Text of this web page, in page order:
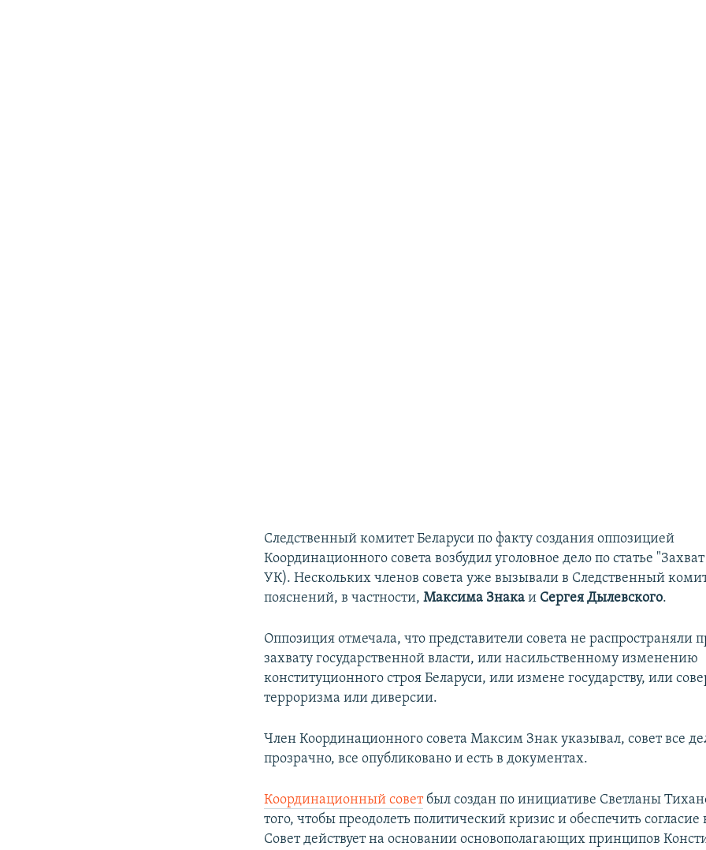
Следственный комитет Беларуси по факту создания оппозицией
Координационного совета возбудил уголовное дело по статье
УК). Нескольких членов совета уже вызывали в Следственный
пояснений, в частности,Максима Знака и Сергея Дылевского.
Оппозиция отмечала, что представители совета не распространяли
захвату государственной власти, или насильственному изменению
конституционного строя Беларуси, или измене государству, или
терроризма или диверсии.
Член Координационного совета Максим Знак указывал, совет все
прозрачно, все опубликовано и есть в документах.
Координационный советбыл создан по инициативе Светланы
того, чтобы преодолеть политический кризис и обеспечить согласие
Совет действует на основании основополагающих принципов